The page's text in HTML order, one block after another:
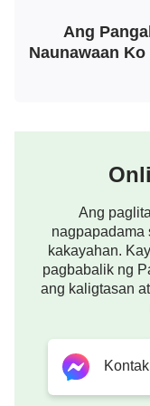
paniniwalaan ng
mga naniniwala
agad na
“Tay, ang sabi ng
maraming
nguni’t ngayon
Gayon ma’y
siya
kundi ang
Ang
Naunawaan
Ang
nagpapadama
kakayahan.
pagbabalik ng
ang kaligtasan